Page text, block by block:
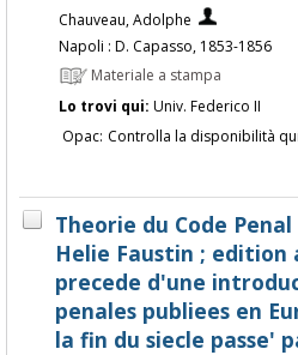
Chauveau, Adolphe
Napoli : D. Capasso, 1853-1856
Materiale a stampa
Lo trovi qui: Univ. Federico II
Opac: Controlla la disponibilità
Theorie du Code
Helie Faustin ; edition
precede d'une
penales publiees en
la fin du siecle passe'